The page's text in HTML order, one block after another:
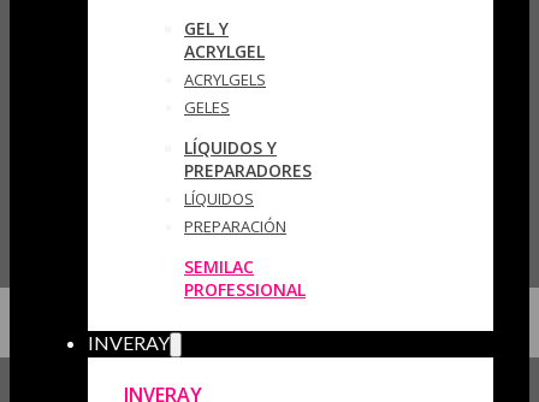
GEL Y
ACRYLGEL
ACRYLGELS
GELES
LÍQUIDOS Y
PREPARADORES
LÍQUIDOS
PREPARACIÓN
SEMILAC
PROFESSIONAL
INVERAY
INVERAY